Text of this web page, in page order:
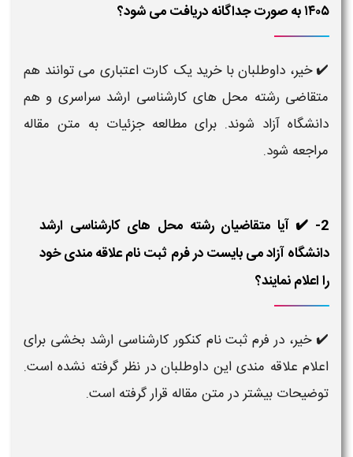
۱۴۰۵ به صورت جداگانه دریافت می شود؟
✔️خیر، داوطلبان با خرید یک کارت اعتباری می توانند هم
متقاضی رشته محل های کارشناسی ارشد سراسری و هم
دانشگاه آزاد شوند. برای مطالعه جزئیات به متن مقاله
مراجعه شود.
2- ✔️ آیا متقاضیان رشته محل های کارشناسی ارشد
دانشگاه آزاد می بایست در فرم ثبت نام علاقه مندی خود
را اعلام نمایند؟
✔️خیر، در فرم ثبت نام کنکور کارشناسی ارشد بخشی برای
اعلام علاقه مندی این داوطلبان در نظر گرفته نشده است.
توضیحات بیشتر در متن مقاله قرار گرفته است.